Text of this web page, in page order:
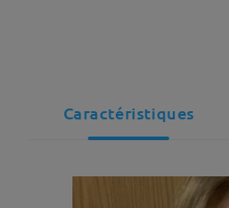
Caractéristiques